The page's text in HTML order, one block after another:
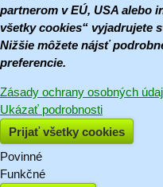
partnerom v EÚ, USA alebo
všetky cookies“ vyjadrujete
Nižšie môžete nájsť
preferencie.
Zásady ochrany osobných
Ukázať podrobnosti
Prijať všetky cookies
Povinné
Naša
Funkčné